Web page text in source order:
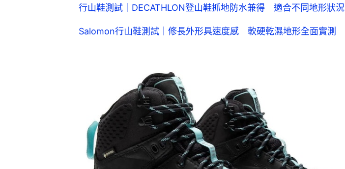
行山鞋測試｜DECATHLON登山鞋抓地防水兼得 適合不同地形狀況
Salomon行山鞋測試｜修長外形具速度感 軟硬乾濕地形全面實測